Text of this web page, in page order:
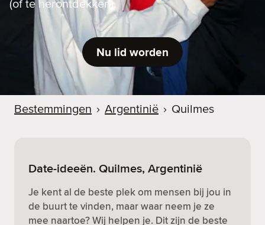
(of te herontdekken).
Nu lid worden
Bestemmingen › Argentinië › Quilmes
Date-ideeën. Quilmes, Argentinië
Je kent al de beste plek om mensen bij jou in
de buurt te vinden, maar waar neem je ze
mee naartoe? Wij helpen je. Dit zijn de beste